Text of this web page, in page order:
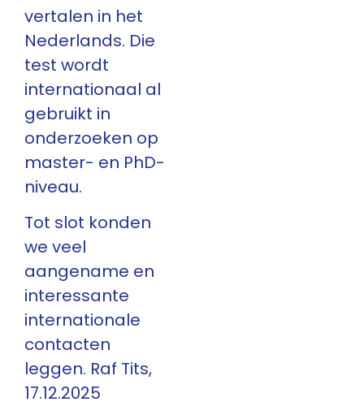
vertalen in het
Nederlands. Die
test wordt
internationaal al
gebruikt in
onderzoeken op
master- en PhD-
niveau.
Tot slot konden
we veel
aangename en
interessante
internationale
contacten
leggen. Raf Tits,
17.12.2025